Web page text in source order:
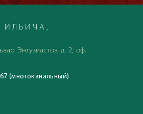
Рекомндуем дя
ИЛЬИЧА,
Энтузиастов д. 2, оф.
(многоканальный)